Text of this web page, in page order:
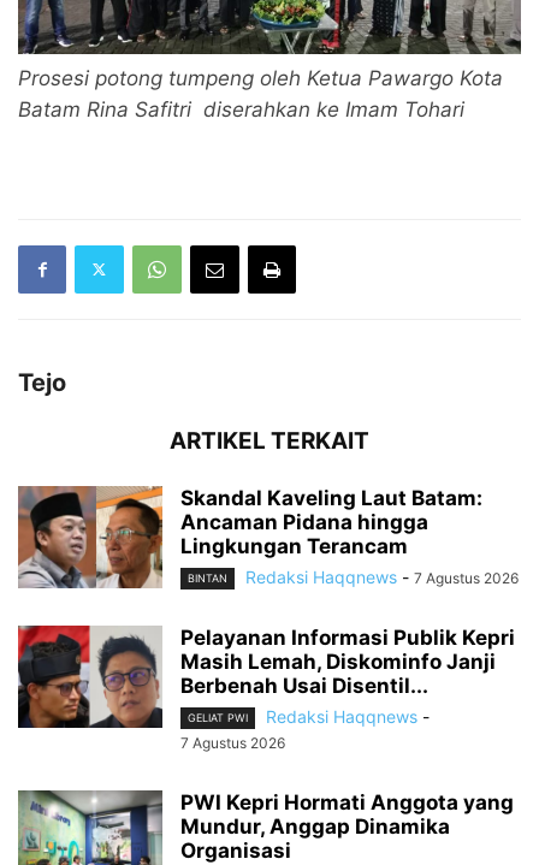
Prosesi potong tumpeng oleh Ketua Pawargo Kota
Batam Rina Safitri diserahkan ke Imam Tohari
Tejo
ARTIKEL TERKAIT
Skandal Kaveling Laut Batam:
Ancaman Pidana hingga
Lingkungan Terancam
BINTAN Redaksi Haqqnews - 7 Agustus 2026
Pelayanan Informasi Publik Kepri
Masih Lemah, Diskominfo Janji
Berbenah Usai Disentil...
GELIAT PWI Redaksi Haqqnews -
7 Agustus 2026
PWI Kepri Hormati Anggota yang
Mundur, Anggap Dinamika
Organisasi